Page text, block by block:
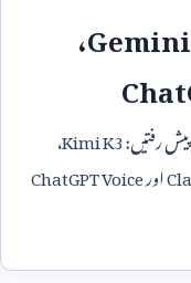
Gemini،
رفتیں:Kimi K3،
اورChatGPT Voice